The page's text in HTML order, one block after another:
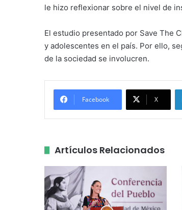
le hizo reflexionar sobre el nivel de
El estudio presentado por Save The
y adolescentes en el país. Por ello,
de la sociedad se involucren.
Facebook X
Artículos Relacionados